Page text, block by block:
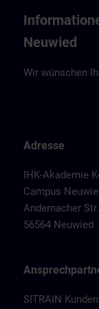
Neuwied
Wir wünschen
Adresse
IHK-Akademie
Campus
Andernacher
56564 Neuwied
SITRAIN